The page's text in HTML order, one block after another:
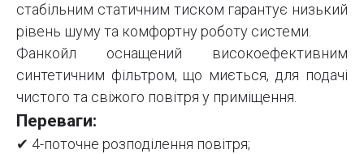
стабільним статичним тиском гарантує низький
рівень шуму та комфортну роботу системи.
Фанкойл оснащений високоефективним
синтетичним фільтром, що миється, для подачі
чистого та свіжого повітря у приміщення.
Переваги:
✔ 4-поточне розподілення повітря;